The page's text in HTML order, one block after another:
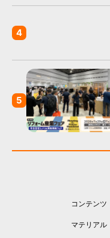
4
5
コンテンツ
マテリアル